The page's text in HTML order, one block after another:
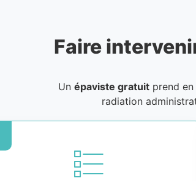
Faire
Un épaviste gratuitprend en
radiation